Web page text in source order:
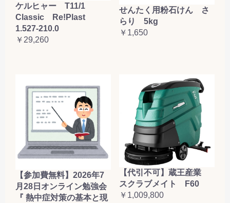
ケルヒャー T11/1
Classic Re!Plast
1.527-210.0
￥29,260
せんたく用粉石けん さ
らり 5kg
￥1,650
【参加費無料】2026年7
月28日オンライン勉強会
『 熱中症対策の基本と現
【代引不可】蔵王産業
スクラブメイト F60
￥1,009,800